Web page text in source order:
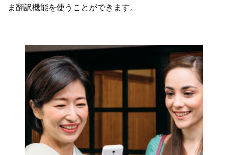
ま翻訳機能を使うことができます。